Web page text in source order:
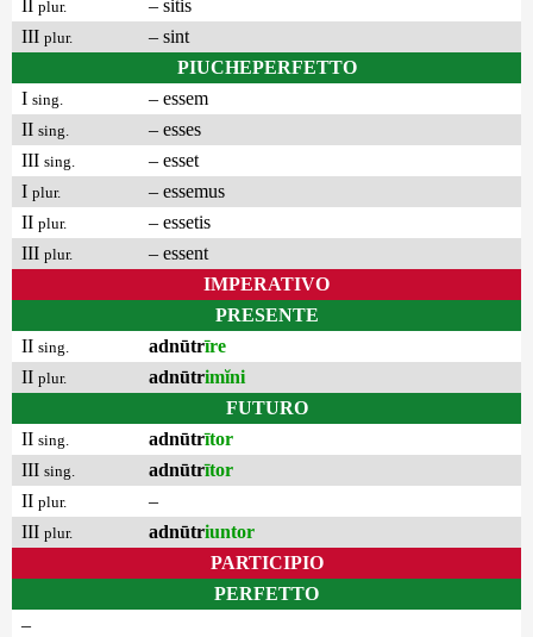
plur.
– sitis
III plur.
– sint
PIUCHEPERFETTO
I sing.
– essem
II sing.
– esses
III sing.
– esset
I plur.
– essemus
II plur.
– essetis
III plur.
– essent
IMPERATIVO
PRESENTE
II sing. adnūtrīre
II plur. adnūtrimĭni
FUTURO
II sing. adnūtrītor
III sing. adnūtrītor
II plur.
–
III plur. adnūtriuntor
PARTICIPIO
PERFETTO
–